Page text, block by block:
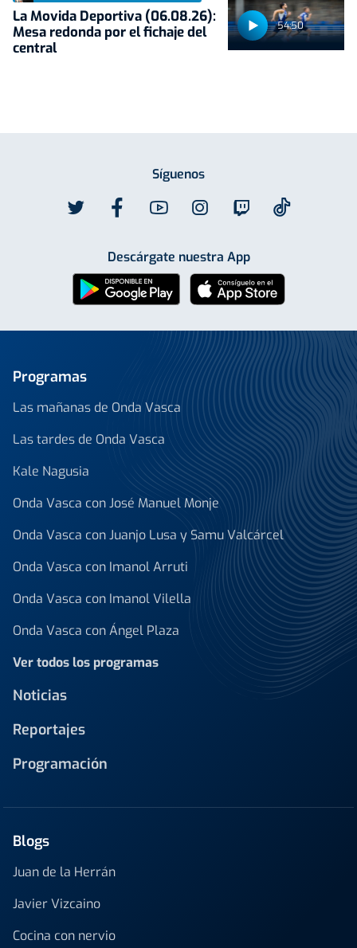
54:50
La Movida Deportiva (06.08.26):
Mesa redonda por el fichaje del
central
Síguenos
Descárgate nuestra App
Programas
Las mañanas de Onda Vasca
Las tardes de Onda Vasca
Kale Nagusia
Onda Vasca con José Manuel Monje
Onda Vasca con Juanjo Lusa y Samu Valcárcel
Onda Vasca con Imanol Arruti
Onda Vasca con Imanol Vilella
Onda Vasca con Ángel Plaza
Ver todos los programas
Noticias
Reportajes
Programación
Blogs
Juan de la Herrán
Javier Vizcaino
Cocina con nervio